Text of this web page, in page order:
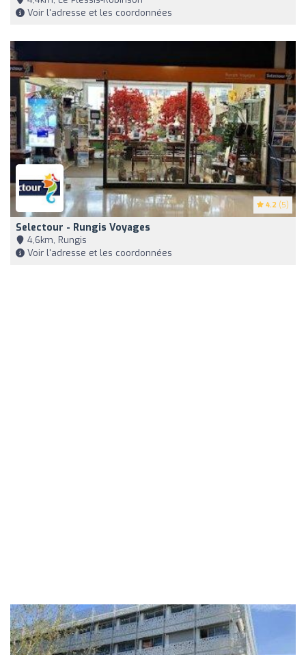
Voir l'adresse et les coordonnées
4.2 (5)
Selectour - Rungis Voyages
4,6km, Rungis
Voir l'adresse et les coordonnées